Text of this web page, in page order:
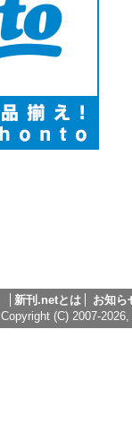
新刊.netとは
お知ら
Copyright (C) 2007-2026,